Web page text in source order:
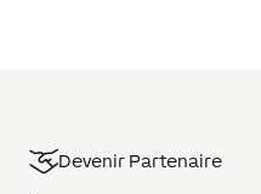
Devenir Partenaire